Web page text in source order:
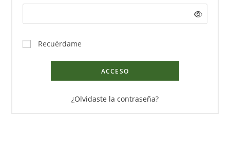
Recuérdame
ACCESO
¿Olvidaste la contraseña?